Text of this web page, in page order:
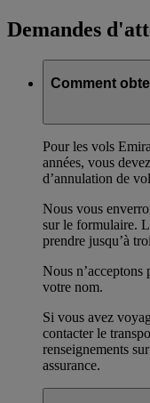
Demandes
Comment
Pour les vols
années, vous
d’annulation de
Nous vous
sur le formulaire.
prendre jusqu’à
Nous n’acceptons
votre nom.
Si vous avez
contacter le
renseignements
assurance.